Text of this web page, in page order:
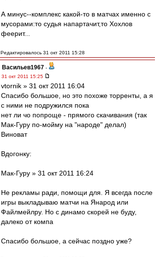
А минус--комплекс какой-то в матчах именно с
мусорами:то судья напартачит,то Хохлов
феерит...
Редактировалось 31 окт 2011 15:28
Васильев1967 -
31 окт 2011 15:25
vtornik » 31 окт 2011 16:04
Спасибо большое, но это похоже торренты, а я
с ними не подружился пока
нет ли чо попроще - прямого скачивания (так
Мак-Гуру по-мойму на "народе" делал)
Виноват
Вдогонку:
Мак-Гуру » 31 окт 2011 16:24
Не рекламы ради, помощи для. Я всегда после
игры выкладываю матчи на Янарод или
Файлмейлру. Но с динамо скорей не буду,
далеко от компа
Спасибо большое, а сейчас поздно уже?